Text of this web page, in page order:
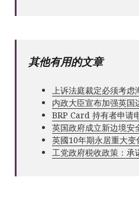
其他有用的文章
上诉法庭裁定必须考虑
内政大臣宣布加强英国
BRP Card 持有者申请
英国政府成立新边境安
英國10年期永居重大
工党政府税收政策：承